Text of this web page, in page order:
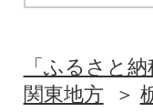
「ふるさと
関東地方